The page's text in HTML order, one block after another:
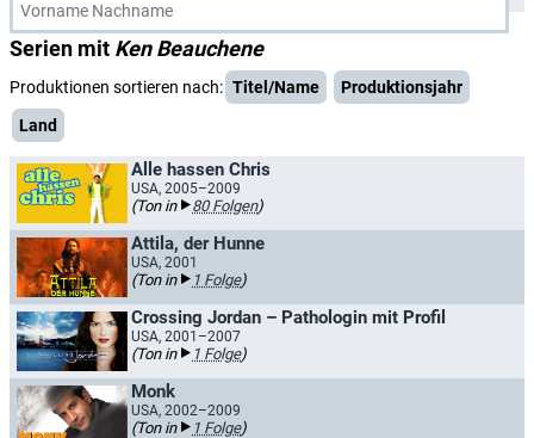
Serien mit Ken Beauchene
Produktionen sortieren nach: Titel/Name
Produktionsjahr
Land
Alle hassen Chris
USA, 2005–2009
(Ton in 80 Folgen)
Attila, der Hunne
USA, 2001
(Ton in 1 Folge)
Crossing Jordan – Pathologin mit Profil
USA, 2001–2007
(Ton in 1 Folge)
Monk
USA, 2002–2009
(Ton in 1 Folge)